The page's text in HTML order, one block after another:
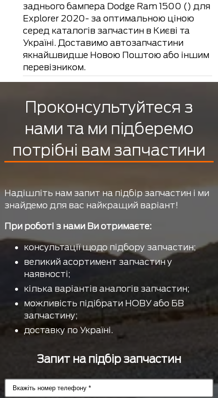
заднього бампера Dodge Ram 1500 () для
Explorer 2020- за оптимальною ціною
серед каталогів запчастин в Києві та
Україні. Доставимо автозапчастини
якнайшвидше Новою Поштою або іншим
перевізником.
Проконсультуйтеся з
нами та ми підберемо
потрібні вам запчастини
Надішліть нам запит на підбір запчастин і ми
знайдемо для вас найкращий варіант!
При роботі з нами Ви отримаєте:
консультації щодо підбору запчастин;
великий асортимент запчастин у
наявності;
кілька варіантів аналогів запчастин;
можливість підібрати НОВУ або БВ
запчастину;
доставку по Україні.
Запит на підбір запчастин